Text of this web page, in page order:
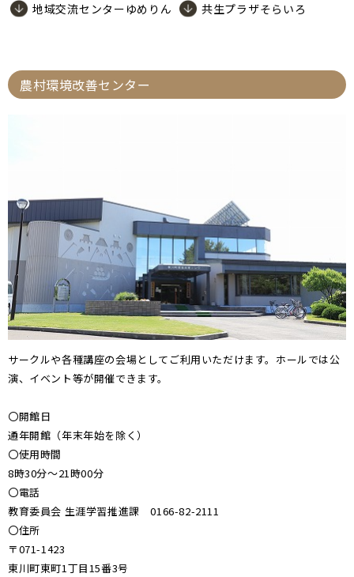
地域交流センターゆめりん
共生プラザそらいろ
農村環境改善センター
サークルや各種講座の会場としてご利用いただけます。ホールでは公
演、イベント等が開催できます。
〇開館日
通年開館（年末年始を除く）
〇使用時間
8時30分～21時00分
〇電話
教育委員会 生涯学習推進課 0166-82-2111
〇住所
〒071-1423
東川町東町1丁目15番3号